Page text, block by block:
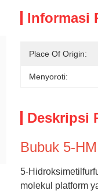
Informasi
Place Of Origin:
Menyoroti:
Deskripsi
Bubuk 5-
5-
molekul platform